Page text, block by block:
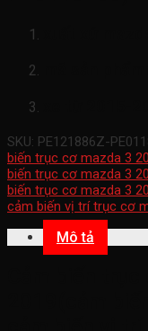
SKU: PE121886Z-
biến trục cơ mazda 3
biến trục cơ mazda 3
biến trục cơ mazda 3
cảm biến vị trí trục cơ
Mô tả